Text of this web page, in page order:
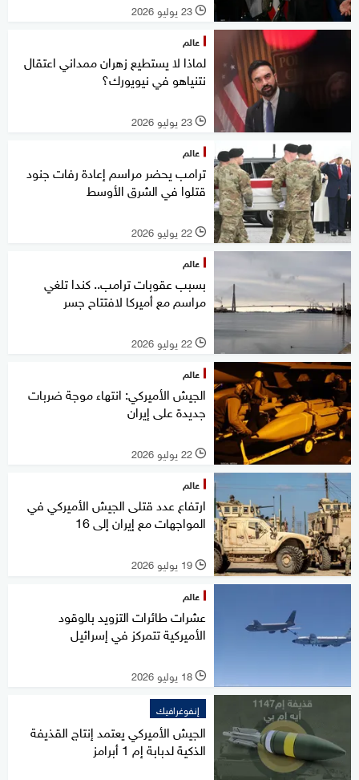
l 23 يوليو 2026
عالم
لماذا لا يستطيع زهران ممداني اعتقال
نتنياهو في نيويورك؟
l 23 يوليو 2026
عالم
ترامب يحضر مراسم إعادة رفات جنود
قتلوا في الشرق الأوسط
l 22 يوليو 2026
عالم
بسبب عقوبات ترامب.. كندا تلغي
مراسم مع أميركا لافتتاح جسر
l 22 يوليو 2026
عالم
الجيش الأميركي: انتهاء موجة ضربات
جديدة على إيران
l 22 يوليو 2026
عالم
ارتفاع عدد قتلى الجيش الأميركي في
المواجهات مع إيران إلى 16
l 19 يوليو 2026
عالم
عشرات طائرات التزويد بالوقود
الأميركية تتمركز في إسرائيل
l 18 يوليو 2026
إنفوغرافيك
الجيش الأميركي يعتمد إنتاج القذيفة
الذكية لدبابة إم 1 أبرامز